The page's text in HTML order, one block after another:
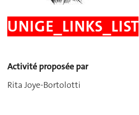
UNIGE_LINKS_LIST
Activité proposée par
Rita Joye-Bortolotti